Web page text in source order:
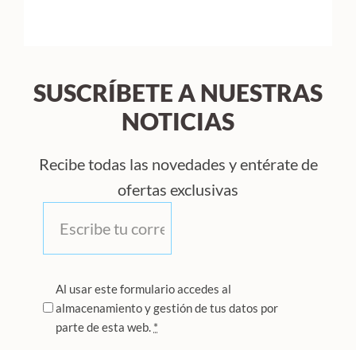
SUSCRÍBETE A NUESTRAS
NOTICIAS
Recibe todas las novedades y entérate de
ofertas exclusivas
Privacidad
*
Al usar este formulario accedes al
almacenamiento y gestión de tus datos por
parte de esta web. *